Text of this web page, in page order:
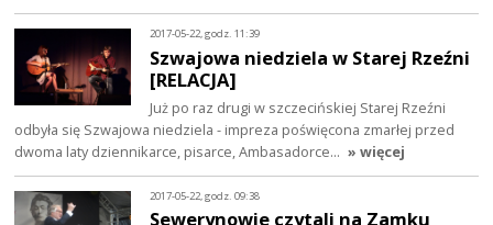
2017-05-22, godz. 11:39
Szwajowa niedziela w Starej Rzeźni
[RELACJA]
Już po raz drugi w szczecińskiej Starej Rzeźni
odbyła się Szwajowa niedziela - impreza poświęcona zmarłej przed
dwoma laty dziennikarce, pisarce, Ambasadorce… » więcej
2017-05-22, godz. 09:38
Sewerynowie czytali na Zamku